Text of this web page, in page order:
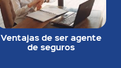
Ventajas de ser agente
de seguros